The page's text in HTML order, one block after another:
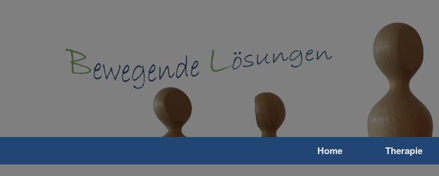
Home Therapie